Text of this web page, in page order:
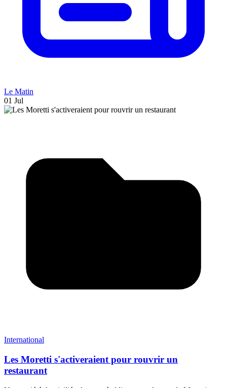
Le Matin
01 Jul
International
Les Moretti s'activeraient pour rouvrir un
restaurant